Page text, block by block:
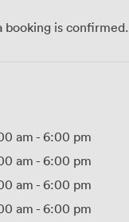
booking is confirmed.
am- 6:00 pm
am- 6:00 pm
am- 6:00 pm
am- 6:00 pm